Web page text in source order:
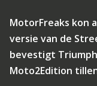
MotorFreaks kon
versie van de
bevestigt
Moto2Edition